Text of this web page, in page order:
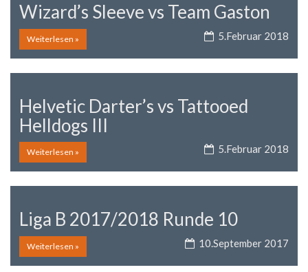
Wizard’s Sleeve vs Team Gaston
Weiterlesen » 5.Februar 2018
Helvetic Darter’s vs Tattooed
Helldogs III
Weiterlesen » 5.Februar 2018
Liga B 2017/2018 Runde 10
Weiterlesen » 10.September 2017